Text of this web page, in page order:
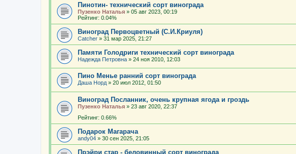
Пинотин- технический сорт винограда
Пузенко Наталья » 05 авг 2023, 00:19
Рейтинг: 0.04%
Виноград Первоцветный (С.И.Криуля)
Catcher » 31 мар 2025, 21:27
Памяти Голодриги технический сорт винограда
Надежда Петровна » 24 ноя 2010, 12:03
Пино Менье ранний сорт винограда
Даша Норд » 20 июл 2012, 01:50
Виноград Посланник, очень крупная ягода и гроздь
Пузенко Наталья » 23 авг 2020, 22:37
Рейтинг: 0.66%
Подарок Магарача
andy04 » 30 сен 2025, 21:05
Прэйри стар - беловинный сорт винограда